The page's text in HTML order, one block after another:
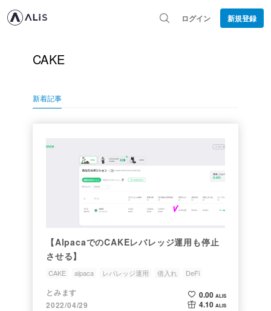
ログイン 新規登録
CAKE
新着記事
【AlpacaでのCAKEレバレッジ運用も停止
させる】
CAKE alpaca レバレッジ運用 借入れ DeFi
とみます
2022/04/29
0.00 ALIS
4.10 ALIS